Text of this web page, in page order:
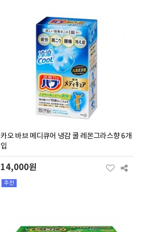
카오 바브 메디큐어 냉감 쿨 레몬그라스향 6개
입
14,000원
추천